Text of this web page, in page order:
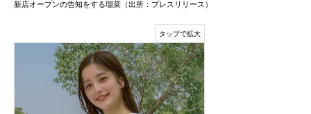
新店オープンの告知をする瑠菜（出所：プレスリリース）